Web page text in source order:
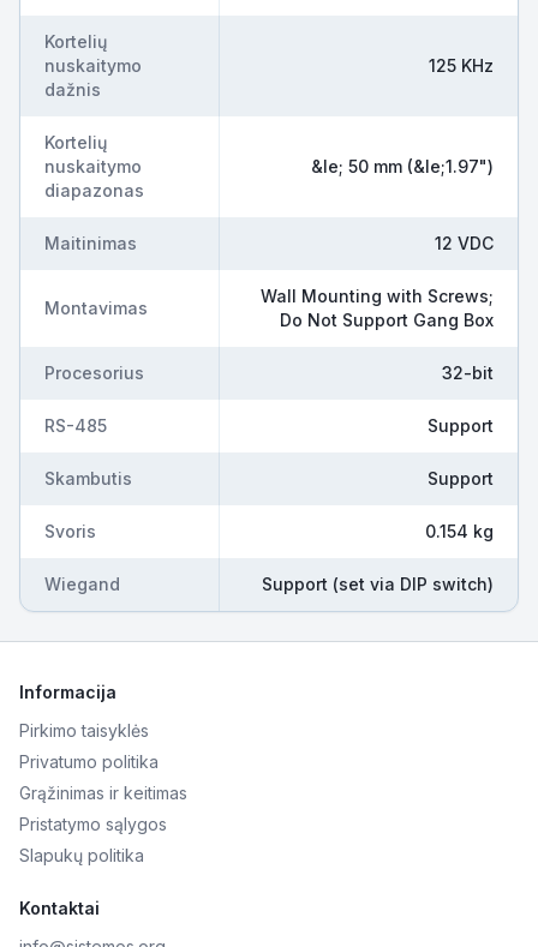
Kortelių
nuskaitymo
dažnis
125 KHz
Kortelių
nuskaitymo
diapazonas
&le; 50 mm (&le;1.97")
Maitinimas 12 VDC
Montavimas
Wall Mounting with Screws;
Do Not Support Gang Box
Procesorius 32-bit
RS-485 Support
Skambutis Support
Svoris 0.154 kg
Wiegand Support (set via DIP switch)
Informacija
Pirkimo taisyklės
Privatumo politika
Grąžinimas ir keitimas
Pristatymo sąlygos
Slapukų politika
Kontaktai